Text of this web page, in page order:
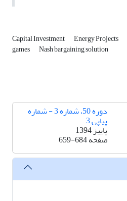
Capital Investment Energy Projects
games Nash bargaining solution
دوره 50، شماره 3 - شماره
پیاپی 3
پاییز 1394
صفحه659-684